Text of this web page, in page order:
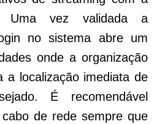
Uma vez validada a
no sistema abre um
onde a organização
a localização imediata de
É recomendável
de rede sempre que